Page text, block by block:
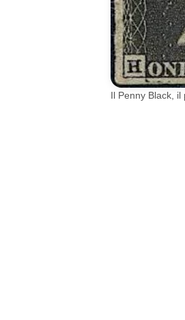
Il Penny Black,